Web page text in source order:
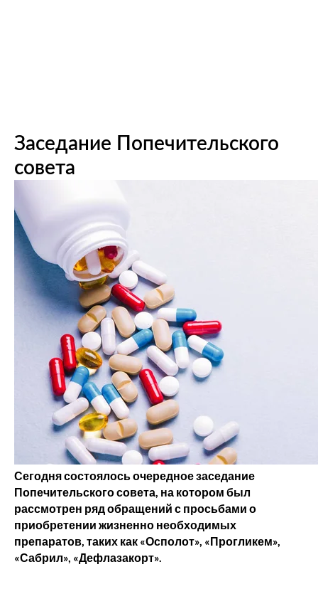
Заседание Попечительского
совета
Сегодня состоялось очередное заседание
Попечительского совета, на котором был
рассмотрен ряд обращений с просьбами о
приобретении жизненно необходимых
препаратов, таких как «Осполот», «Прогликем»,
«Сабрил», «Дефлазакорт».
О нас